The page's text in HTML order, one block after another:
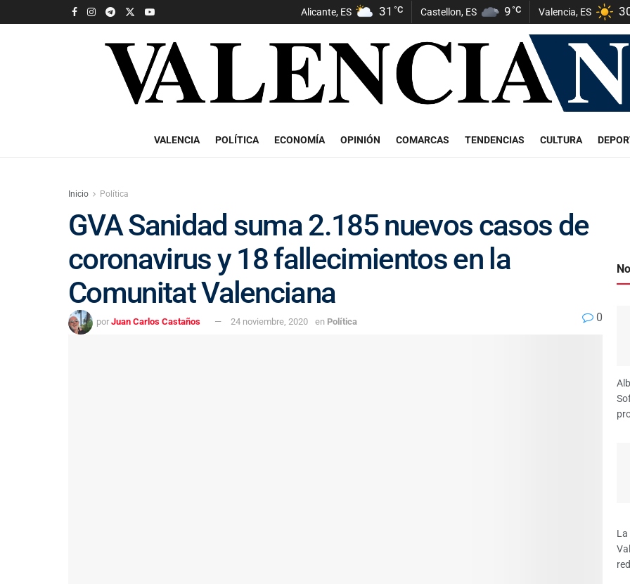
Alicante, ES 31 °C Castellon, ES 9°C Valencia, ES
VALENCIA POLÍTICA ECONOMÍA OPINIÓN COMARCAS TENDENCIAS CULTURA
Inicio Política
GVA Sanidad suma 2.185 nuevos casos de
coronavirus y 18 fallecimientos en la
Comunitat Valenciana
por Juan Carlos Castaños 24 noviembre, 2020 en Política 0
La